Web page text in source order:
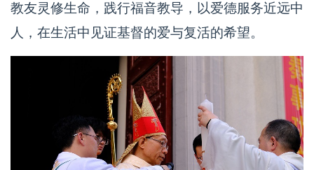
教友灵修生命，践行福音教导，以爱德服务近远中
人，在生活中见证基督的爱与复活的希望。